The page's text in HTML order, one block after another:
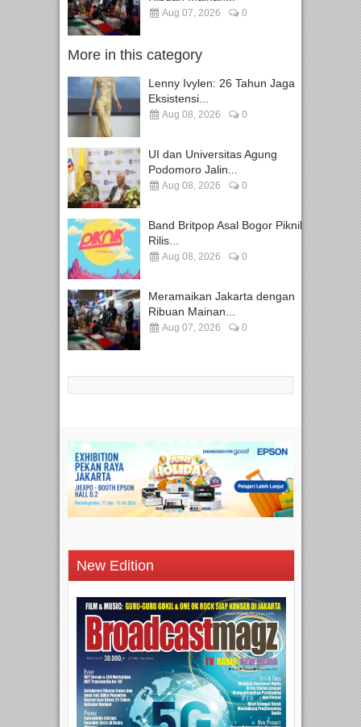
Aug 07, 2026 0
More in this category
Lenny Ivylen: 26 Tahun Jaga
Eksistensi...
Aug 08, 2026 0
UI dan Universitas Agung
Podomoro Jalin...
Aug 08, 2026 0
Band Britpop Asal Bogor Piknik
Rilis...
Aug 08, 2026 0
Meramaikan Jakarta dengan
Ribuan Mainan...
Aug 07, 2026 0
New Edition